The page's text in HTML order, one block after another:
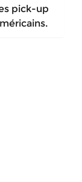
pick-up